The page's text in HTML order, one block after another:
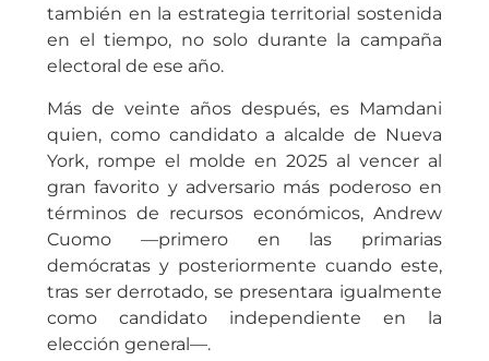
también en la estrategia territorial sostenida
en el tiempo, no solo durante la campaña
electoral de ese año.
Más de veinte años después, es Mamdani
quien, como candidato a alcalde de Nueva
York, rompe el molde en 2025 al vencer al
gran favorito y adversario más poderoso en
términos de recursos económicos, Andrew
Cuomo —primero en las primarias
demócratas y posteriormente cuando este,
tras ser derrotado, se presentara igualmente
como candidato independiente en la
elección general—.